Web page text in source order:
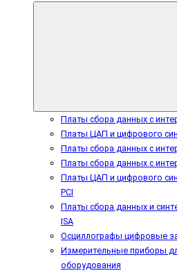
Платы сбора данных с
Платы ЦАП и цифрового
Платы сбора данных с
Платы сбора данных с
Платы ЦАП и цифрового
PCI
Платы сбора данных и
ISA
Осциллографы цифровые
Измерительные приборы
оборудования